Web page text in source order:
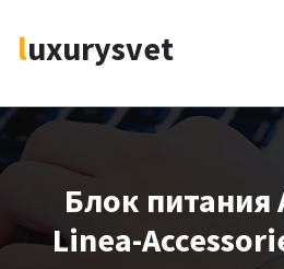
содержимому
luxurysvet
Блок питания
Linea-